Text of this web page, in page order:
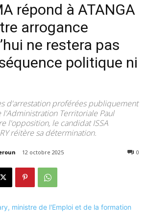
répond à ATANGA
arrogance
ne restera pas
politique ni
d'arrestation proférées publiquement
Territoriale Paul
l'opposition, le candidat ISSA
réitère sa détermination.
12 octobre 2025 0